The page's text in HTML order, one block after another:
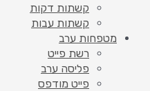
קשתות דקות
קשתות עבות
מטפחות ערב
רשת פייט
פליסה ערב
פייט מודפס